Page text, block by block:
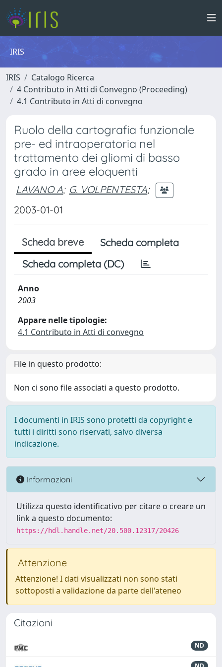
IRIS
IRIS
Catalogo Ricerca
4 Contributo in Atti di Convegno (Proceeding)
4.1 Contributo in Atti di convegno
Ruolo della cartografia funzionale
pre- ed intraoperatoria nel
trattamento dei gliomi di basso
grado in aree eloquenti
LAVANO A; G. VOLPENTESTA;
2003-01-01
Scheda breve
Scheda completa
Scheda completa (DC)
Anno
2003
Appare nelle tipologie:
4.1 Contributo in Atti di convegno
File in questo prodotto:
Non ci sono file associati a questo prodotto.
I documenti in IRIS sono protetti da copyright e
tutti i diritti sono riservati, salvo diversa
indicazione.
Informazioni
Utilizza questo identificativo per citare o creare un
link a questo documento:
https://hdl.handle.net/20.500.12317/20426
Attenzione
Attenzione! I dati visualizzati non sono stati
sottoposti a validazione da parte dell'ateneo
Citazioni
ND